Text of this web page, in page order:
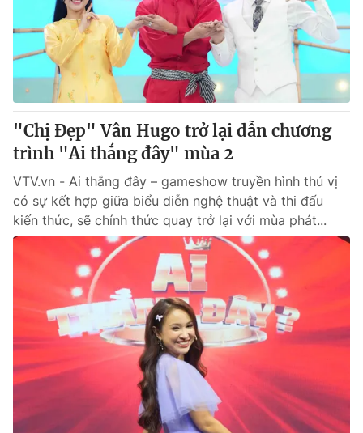
"Chị Đẹp" Vân Hugo trở lại dẫn chương
trình "Ai thắng đây" mùa 2
VTV.vn - Ai thắng đây – gameshow truyền hình thú vị
có sự kết hợp giữa biểu diễn nghệ thuật và thi đấu
kiến thức, sẽ chính thức quay trở lại với mùa phát...